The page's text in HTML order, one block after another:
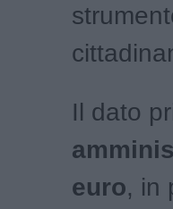
Il dato
euro, in